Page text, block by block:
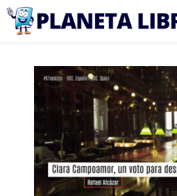
Saltar